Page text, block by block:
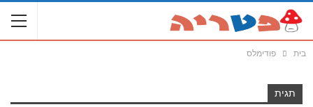
בית פודימלס
תגית